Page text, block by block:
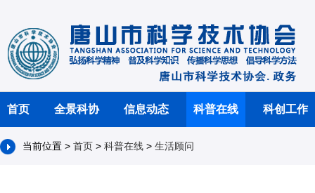
首页 全景科协 信息动态 科普在线 科创工作
当前位置 > 首页 > 科普在线 > 生活顾问